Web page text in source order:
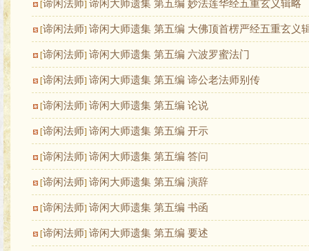
[谛闲法师] 谛闲大师遗集 第五编 妙法莲华经五重玄义辑略
[谛闲法师] 谛闲大师遗集 第五编 大佛顶首楞严经五重玄义
[谛闲法师] 谛闲大师遗集 第五编 六波罗蜜法门
[谛闲法师] 谛闲大师遗集 第五编 谛公老法师别传
[谛闲法师] 谛闲大师遗集 第五编 论说
[谛闲法师] 谛闲大师遗集 第五编 开示
[谛闲法师] 谛闲大师遗集 第五编 答问
[谛闲法师] 谛闲大师遗集 第五编 演辞
[谛闲法师] 谛闲大师遗集 第五编 书函
[谛闲法师] 谛闲大师遗集 第五编 要述